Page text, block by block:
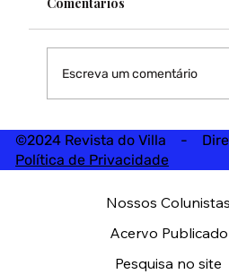
Comentários
Escreva um comentário
©2024 Revista do Villa -
Política de Privacidade
Nossos Colunistas
Acervo Publicado
Pesquisa no site